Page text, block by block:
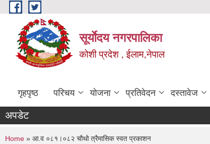
Skip to main content
सूर्याेदय नगरपालिका
कोशी प्रदेश , ईलाम,नेपाल
गृहपृष्ठ परिचय योजना प्रतिवेदन दस्तावेज
अपडेट
You are here
Home » आ.व ०८१।०८२ चौथो त्रैमासिक स्वत प्रकाशन